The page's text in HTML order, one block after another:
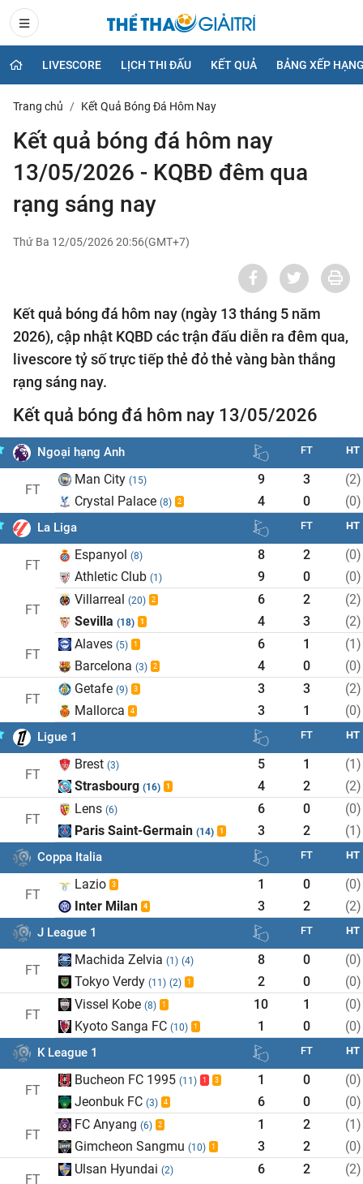
LIVESCORE LỊCH THI ĐẤU KẾT QUẢ BẢNG XẾP
Trang chủ Kết Quả Bóng Đá Hôm Nay
Kết quả bóng đá hôm nay
13/05/2026 - KQBĐ đêm qua
rạng sáng nay
Thứ Ba 12/05/2026 20:56(GMT+7)
Kết quả bóng đá hôm nay (ngày 13 tháng 5 năm
2026), cập nhật KQBD các trận đấu diễn ra đêm qua,
livescore tỷ số trực tiếp thẻ đỏ thẻ vàng bàn thắng
rạng sáng nay.
Kết quả bóng đá hôm nay 13/05/2026